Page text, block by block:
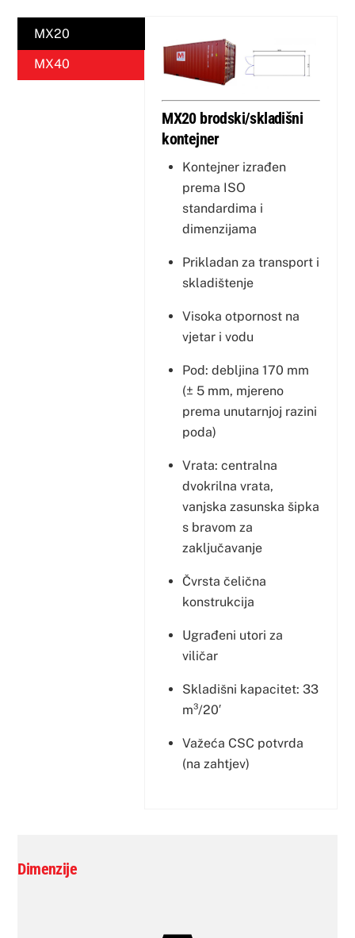
MX20
MX40
MX20 brodski/skladišni
kontejner
Kontejner izrađen
prema ISO
standardima i
dimenzijama
Prikladan za transport i
skladištenje
Visoka otpornost na
vjetar i vodu
Pod: debljina 170 mm
(± 5 mm, mjereno
prema unutarnjoj razini
poda)
Vrata: centralna
dvokrilna vrata,
vanjska zasunska šipka
s bravom za
zaključavanje
Čvrsta čelična
konstrukcija
Ugrađeni utori za
viličar
Skladišni kapacitet: 33
m³/20′
Važeća CSC potvrda
(na zahtjev)
Dimenzije